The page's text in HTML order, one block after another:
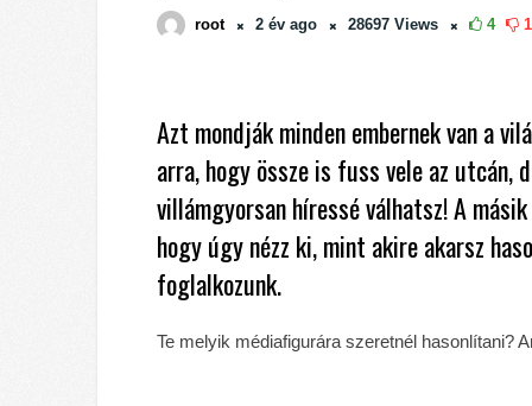
root 2 év ago 28697 Views 4 1
Azt mondják minden embernek van a
arra, hogy össze is fuss vele az utcán,
villámgyorsan híressé válhatsz! A
hogy úgy nézz ki, mint akire akarsz
foglalkozunk.
Te melyik médiafigurára szeretnél hasonlítani?